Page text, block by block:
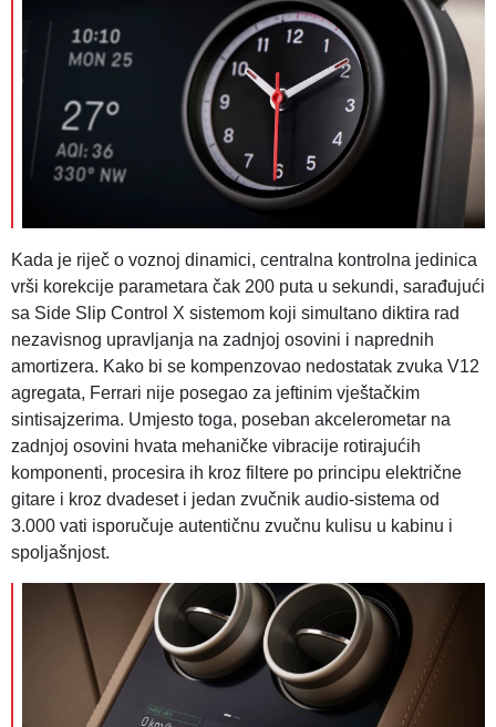
Kada je riječ o voznoj dinamici, centralna kontrolna jedinica
vrši korekcije parametara čak 200 puta u sekundi, sarađujući
sa Side Slip Control X sistemom koji simultano diktira rad
nezavisnog upravljanja na zadnjoj osovini i naprednih
amortizera. Kako bi se kompenzovao nedostatak zvuka V12
agregata, Ferrari nije posegao za jeftinim vještačkim
sintisajzerima. Umjesto toga, poseban akcelerometar na
zadnjoj osovini hvata mehaničke vibracije rotirajućih
komponenti, procesira ih kroz filtere po principu električne
gitare i kroz dvadeset i jedan zvučnik audio-sistema od
3.000 vati isporučuje autentičnu zvučnu kulisu u kabinu i
spoljašnjost.